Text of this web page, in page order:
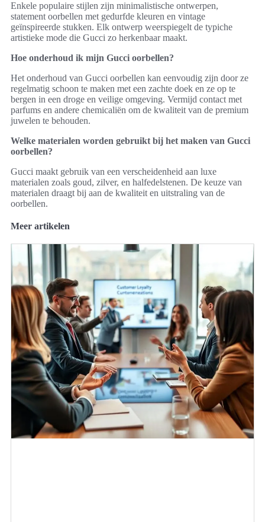
Enkele populaire stijlen zijn minimalistische ontwerpen,
statement oorbellen met gedurfde kleuren en vintage
geïnspireerde stukken. Elk ontwerp weerspiegelt de typiche
artistieke mode die Gucci zo herkenbaar maakt.
Hoe onderhoud ik mijn Gucci oorbellen?
Het onderhoud van Gucci oorbellen kan eenvoudig zijn door ze
regelmatig schoon te maken met een zachte doek en ze op te
bergen in een droge en veilige omgeving. Vermijd contact met
parfums en andere chemicaliën om de kwaliteit van de premium
juwelen te behouden.
Welke materialen worden gebruikt bij het maken van Gucci
oorbellen?
Gucci maakt gebruik van een verscheidenheid aan luxe
materialen zoals goud, zilver, en halfedelstenen. De keuze van
materialen draagt bij aan de kwaliteit en uitstraling van de
oorbellen.
Meer artikelen